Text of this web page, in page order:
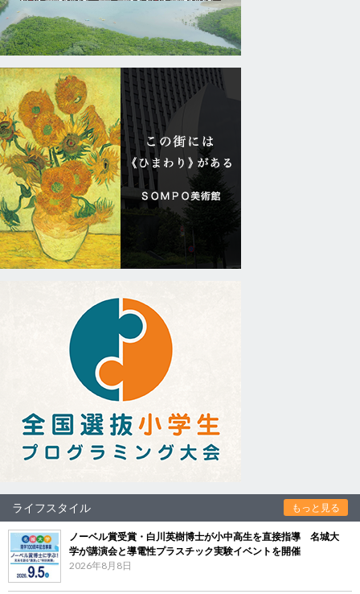
ライフスタイル もっと見る
ノーベル賞受賞・白川英樹博士が小中高生を直接指導 名城大
学が講演会と導電性プラスチック実験イベントを開催
2026年8月8日